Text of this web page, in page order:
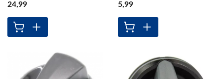
24,99
5,99